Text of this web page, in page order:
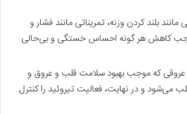
مانند بلند کردن وزنه، تمریناتی مانند فشار و
کاهش هر گونه احساس خستگی و بی‌حالی
عروقی که موجب بهبود سلامت قلب و عروق و
می‌شود و در نهایت، فعالیت تیروئید را کنترل